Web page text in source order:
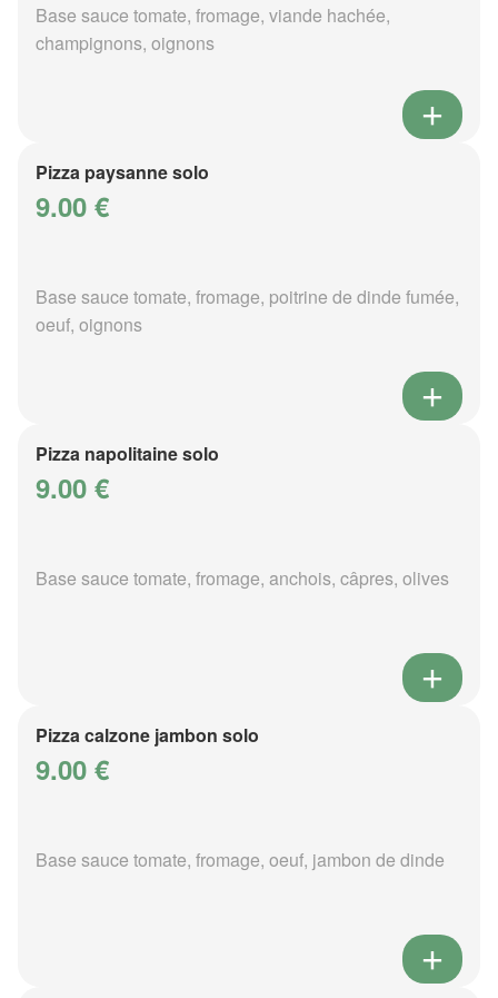
Base sauce tomate, fromage, viande hachée,
champignons, oignons
Pizza paysanne solo
9.00 €
Base sauce tomate, fromage, poitrine de dinde fumée,
oeuf, oignons
Pizza napolitaine solo
9.00 €
Base sauce tomate, fromage, anchois, câpres, olives
Pizza calzone jambon solo
9.00 €
Base sauce tomate, fromage, oeuf, jambon de dinde